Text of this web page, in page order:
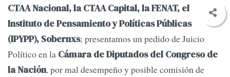
CTAA Nacional, la CTAA Capital, la FENAT, el
Instituto de Pensamiento y Políticas Públicas
(IPYPP), Sobernxs; presentamos un pedido de Juicio
Político en la Cámara de Diputados del Congreso de
la Nación, por mal desempeño y posible comisión de